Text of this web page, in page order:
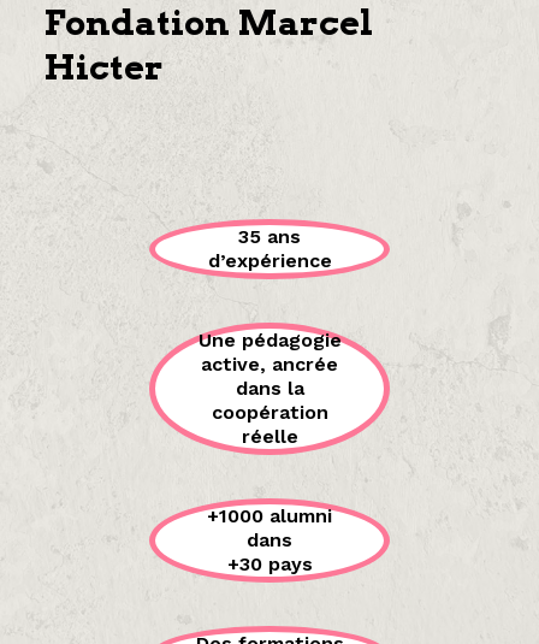
Fondation Marcel
Hicter
35 ans
d’expérience
Une pédagogie
active, ancrée
dans la
coopération
réelle
+1000 alumni
dans
+30 pays